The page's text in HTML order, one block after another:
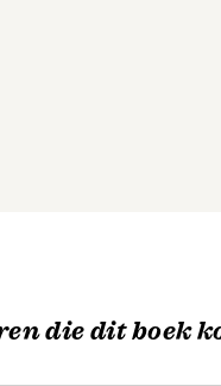
die dit boek